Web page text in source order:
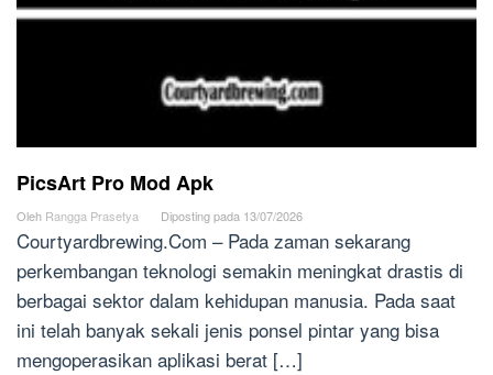
PicsArt Pro Mod Apk
Oleh Rangga Prasetya Diposting pada 13/07/2026
Courtyardbrewing.Com – Pada zaman sekarang
perkembangan teknologi semakin meningkat drastis di
berbagai sektor dalam kehidupan manusia. Pada saat
ini telah banyak sekali jenis ponsel pintar yang bisa
mengoperasikan aplikasi berat […]